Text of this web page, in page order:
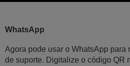
WhatsApp
Agora pode usar o WhatsApp para
de suporte. Digitalize o código QR